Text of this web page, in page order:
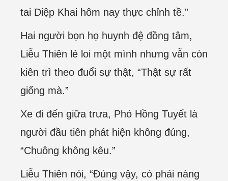
tai Diệp Khai hôm nay thực chỉnh tề.”
Hai người bọn họ huynh đệ đồng tâm,
Liễu Thiên lẻ loi một mình nhưng vẫn còn
kiên trì theo đuổi sự thật, “Thật sự rất
giống mà.”
Xe đi đến giữa trưa, Phó Hồng Tuyết là
người đầu tiên phát hiện không đúng,
“Chuông không kêu.”
Liễu Thiên nói, “Đúng vậy, có phải nàng